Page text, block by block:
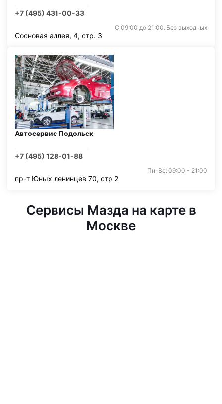
+7 (495) 431-00-33
С 09:00 до 21:00. Без выходных
Сосновая аллея, 4, стр. 3
Автосервис Подольск
+7 (495) 128-01-88
Пн-Вс: 09:00 - 21:00
пр-т Юных ленинцев 70, стр 2
Сервисы Мазда на карте в
Москве